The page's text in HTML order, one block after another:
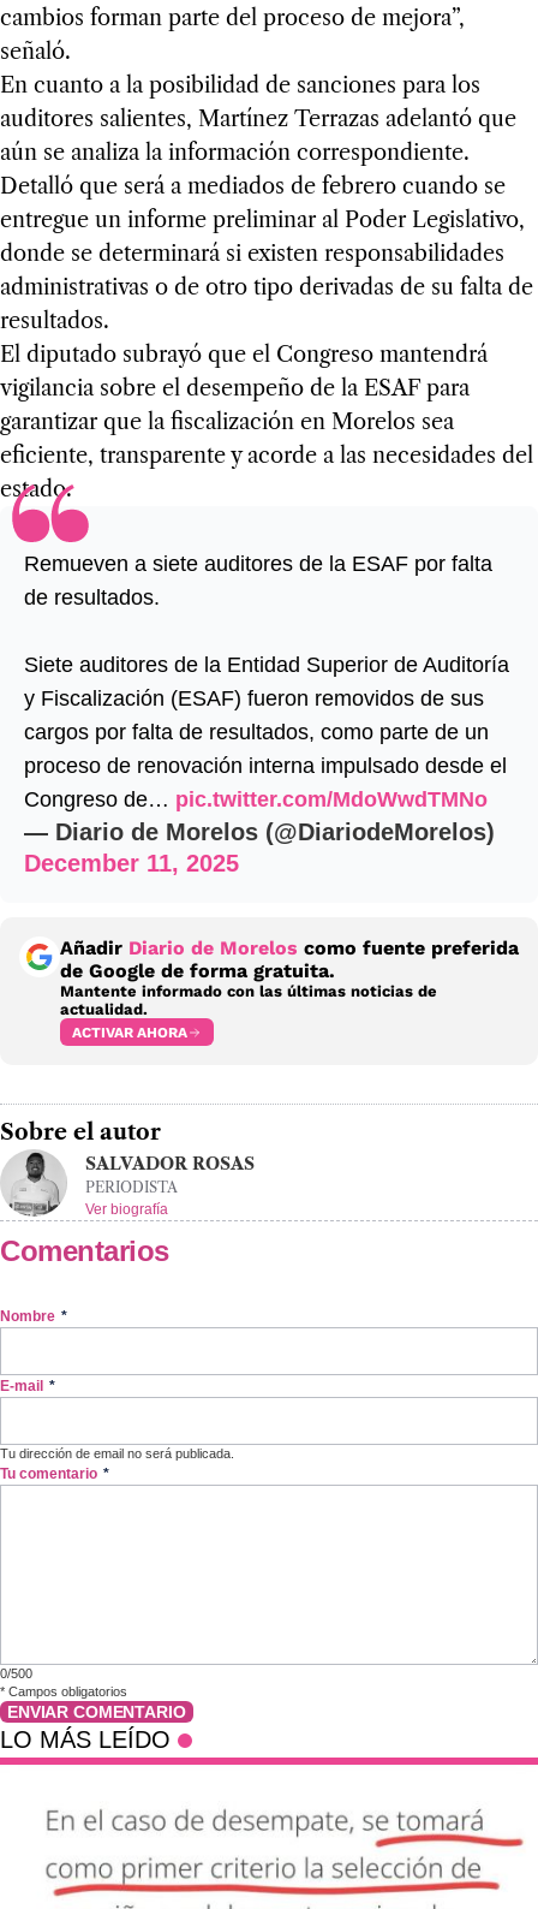
cambios forman parte del proceso de mejora”,
señaló.
En cuanto a la posibilidad de sanciones para los
auditores salientes, Martínez Terrazas adelantó que
aún se analiza la información correspondiente.
Detalló que será a mediados de febrero cuando se
entregue un informe preliminar al Poder Legislativo,
donde se determinará si existen responsabilidades
administrativas o de otro tipo derivadas de su falta de
resultados.
El diputado subrayó que el Congreso mantendrá
vigilancia sobre el desempeño de la ESAF para
garantizar que la fiscalización en Morelos sea
eficiente, transparente y acorde a las necesidades del
estado.
Remueven a siete auditores de la ESAF por falta
de resultados.
Siete auditores de la Entidad Superior de Auditoría
y Fiscalización (ESAF) fueron removidos de sus
cargos por falta de resultados, como parte de un
proceso de renovación interna impulsado desde el
Congreso de… pic.twitter.com/MdoWwdTMNo
— Diario de Morelos (@DiariodeMorelos)
December 11, 2025
Añadir Diario de Morelos como fuente preferida
de Google de forma gratuita.
Mantente informado con las últimas noticias de
actualidad.
ACTIVAR AHORA
Sobre el autor
SALVADOR ROSAS
PERIODISTA
Ver biografía
Comentarios
Nombre *
E-mail *
Tu dirección de email no será publicada.
Tu comentario *
0/500
* Campos obligatorios
ENVIAR COMENTARIO
LO MÁS LEÍDO